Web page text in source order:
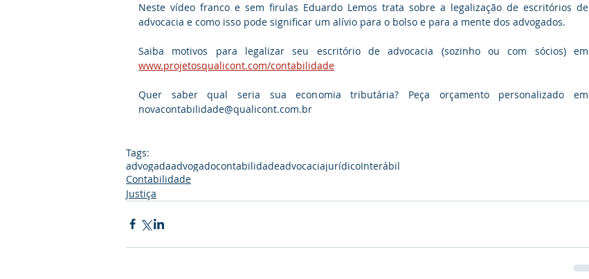
Neste vídeo franco e sem firulas Eduardo Lemos trata sobre a legalização de escritórios de
advocacia e como isso pode significar um alívio para o bolso e para a mente dos advogados.
www.projetosqualicont.com/contabilidade
Quer saber qual seria sua economia tributária? Peça orçamento personalizado em
novacontabilidade@qualicont.com.br
Tags:
advogadaadvogadocontabilidadeadvocaciajurídicoInterábil
Contabilidade
Justiça